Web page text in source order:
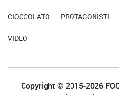
CIOCCOLATO PROTAGONISTI
VIDEO
Copyright © 2015-2026